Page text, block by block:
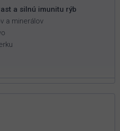
a silnú imunitu rýb
a minerálov